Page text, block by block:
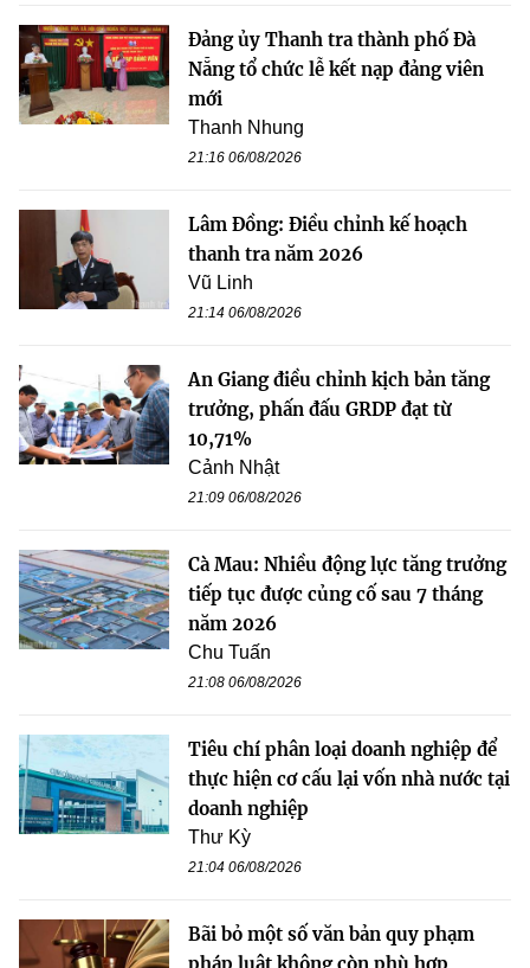
Đảng ủy Thanh tra thành phố Đà
Nẵng tổ chức lễ kết nạp đảng viên
mới
Thanh Nhung
21:16 06/08/2026
Lâm Đồng: Điều chỉnh kế hoạch
thanh tra năm 2026
Vũ Linh
21:14 06/08/2026
An Giang điều chỉnh kịch bản tăng
trưởng, phấn đấu GRDP đạt từ
10,71%
Cảnh Nhật
21:09 06/08/2026
Cà Mau: Nhiều động lực tăng trưởng
tiếp tục được củng cố sau 7 tháng
năm 2026
Chu Tuấn
21:08 06/08/2026
Tiêu chí phân loại doanh nghiệp để
thực hiện cơ cấu lại vốn nhà nước tại
doanh nghiệp
Thư Kỳ
21:04 06/08/2026
Bãi bỏ một số văn bản quy phạm
pháp luật không còn phù hợp